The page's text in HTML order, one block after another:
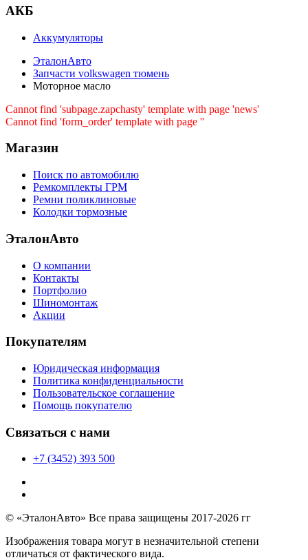
АКБ
Аккумуляторы
ЭталонАвто
Запчасти volkswagen тюмень
Моторное масло
Cannot find 'subpage.zapchasty' template with page 'news'
Cannot find 'form_order' template with page ''
Магазин
Поиск по автомобилю
Ремкомплекты ГРМ
Ремни поликлиновые
Колодки тормозные
ЭталонАвто
О компании
Контакты
Портфолио
Шиномонтаж
Акции
Покупателям
Юридическая информация
Политика конфиденциальности
Пользовательское соглашение
Помощь покупателю
Связаться с нами
+7 (3452) 393 500
© «ЭталонАвто» Все права защищены 2017-2026 гг
Изображения товара могут в незначительной степени
отличаться от фактического вида.